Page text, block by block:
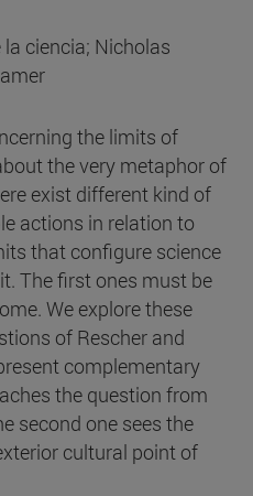
la ciencia; Nicholas
the limits of
the very metaphor of
exist different kind of
actions in relation to
that configure science
The first ones must be
We explore these
of Rescher and
complementary
the question from
second one sees the
cultural point of